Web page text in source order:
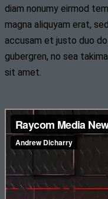
diam nonumy eirmod
magna aliquyam erat,
accusam et justo duo
gubergren, no sea
sit amet.